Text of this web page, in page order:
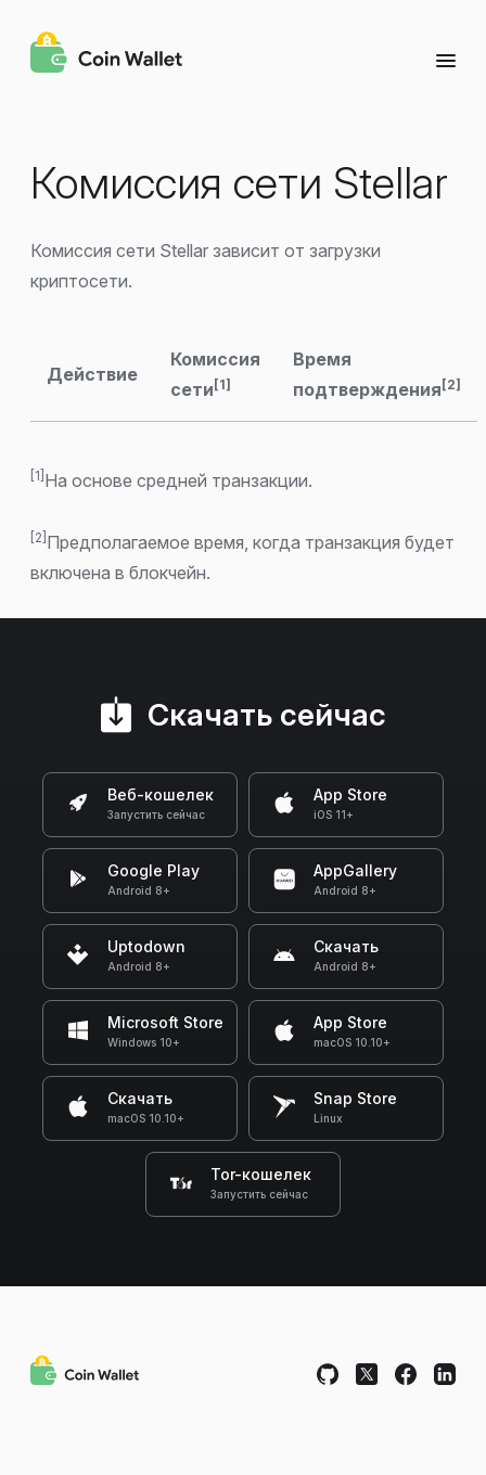
Комиссия сети Stellar
Комиссия сети Stellar зависит от загрузки
криптосети.
Действие
Комиссия
сети [1]
Время
подтверждения [2]
[1] На основе средней транзакции.
[2] Предполагаемое время, когда транзакция будет
включена в блокчейн.
Скачать сейчас
Веб-кошелек
Запустить сейчас
App Store
iOS 11+
Google Play
Android 8+
AppGallery
Android 8+
Uptodown
Android 8+
Скачать
Android 8+
Microsoft Store
Windows 10+
App Store
macOS 10.10+
Скачать
macOS 10.10+
Snap Store
Linux
Tor-кошелек
Запустить сейчас